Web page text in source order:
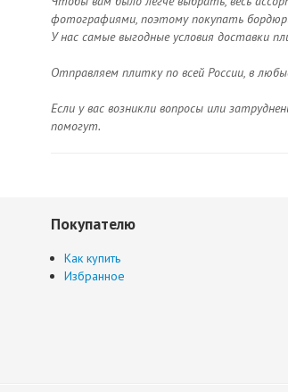
фотографиями, поэтому покупать
У нас самые выгодные условия доставки
Отправляем плитку по всей России, в
Если у вас возникли вопросы или
помогут.
Покупателю
Как купить
Избранное